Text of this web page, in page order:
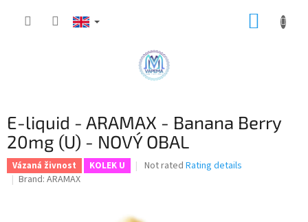
E-liquid - ARAMAX - Banana Berry
20mg (U) - NOVÝ OBAL
Vázaná živnost KOLEK U
The
Not rated Rating details
Brand: ARAMAX